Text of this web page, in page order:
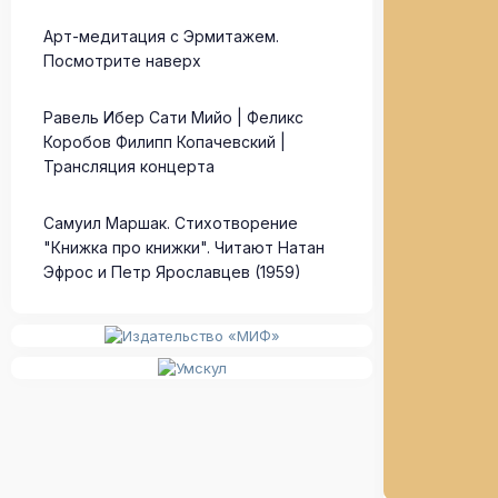
Арт-медитация с Эрмитажем.
Посмотрите наверх
Равель Ибер Сати Мийо | Феликс
Коробов Филипп Копачевский |
Трансляция концерта
Самуил Маршак. Стихотворение
"Книжка про книжки". Читают Натан
Эфрос и Петр Ярославцев (1959)